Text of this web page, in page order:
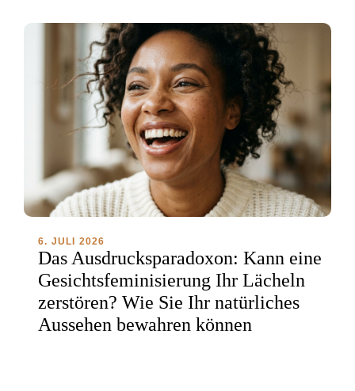
6. JULI 2026
Das Ausdrucksparadoxon: Kann eine
Gesichtsfeminisierung Ihr Lächeln
zerstören? Wie Sie Ihr natürliches
Aussehen bewahren können